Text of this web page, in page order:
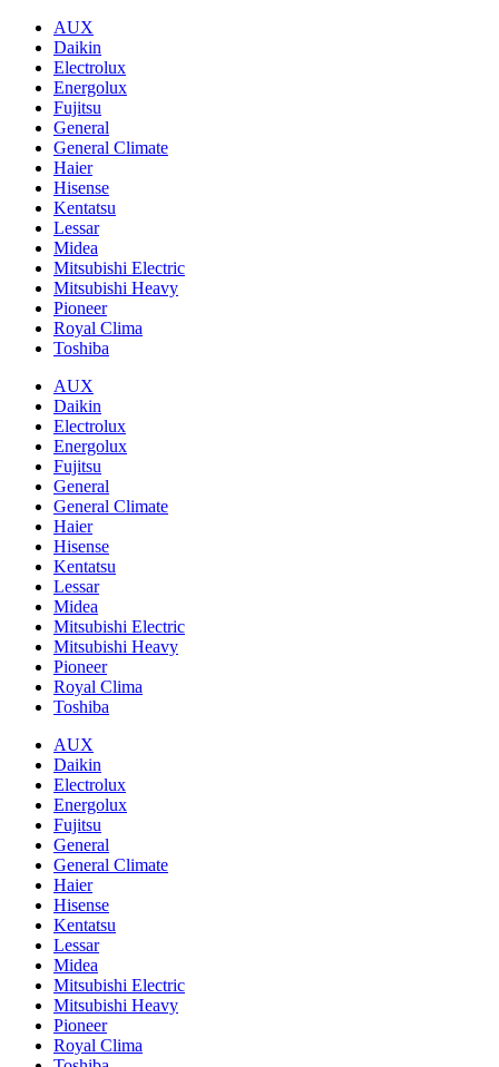
AUX
Daikin
Electrolux
Energolux
Fujitsu
General
General Climate
Haier
Hisense
Kentatsu
Lessar
Midea
Mitsubishi Electric
Mitsubishi Heavy
Pioneer
Royal Clima
Toshiba
AUX
Daikin
Electrolux
Energolux
Fujitsu
General
General Climate
Haier
Hisense
Kentatsu
Lessar
Midea
Mitsubishi Electric
Mitsubishi Heavy
Pioneer
Royal Clima
Toshiba
AUX
Daikin
Electrolux
Energolux
Fujitsu
General
General Climate
Haier
Hisense
Kentatsu
Lessar
Midea
Mitsubishi Electric
Mitsubishi Heavy
Pioneer
Royal Clima